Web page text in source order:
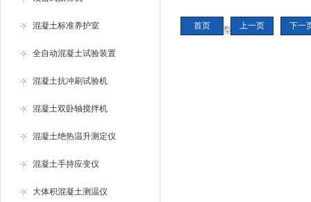
混凝土标准养护室
全自动混凝土试验装置
混凝土抗冲刷试验机
混凝土双卧轴搅拌机
混凝土绝热温升测定仪
混凝土手持应变仪
大体积混凝土测温仪
也
度
首页 上一页 下一